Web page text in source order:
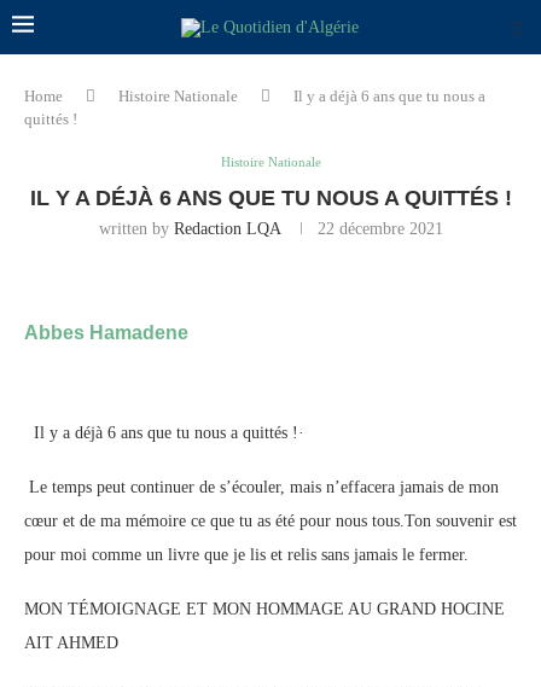
Home Histoire Nationale
Il y a déjà 6 ans que tu nous a
quittés !
Histoire Nationale
IL Y A DÉJÀ 6 ANS QUE TU NOUS A QUITTÉS !
written by Redaction LQA 22 décembre 2021
Abbes Hamadene
Il y a déjà 6 ans que tu nous a quittés !·
Le temps peut continuer de s’écouler, mais n’effacera jamais de mon
cœur et de ma mémoire ce que tu as été pour nous tous.Ton souvenir est
pour moi comme un livre que je lis et relis sans jamais le fermer.
MON TÉMOIGNAGE ET MON HOMMAGE AU GRAND HOCINE
AIT AHMED